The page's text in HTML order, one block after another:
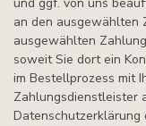
und ggf. von uns
an den ausgewählten
ausgewählten
soweit Sie dort ein
im Bestellprozess mit
Zahlungsdienstleister
Datenschutzerklärung